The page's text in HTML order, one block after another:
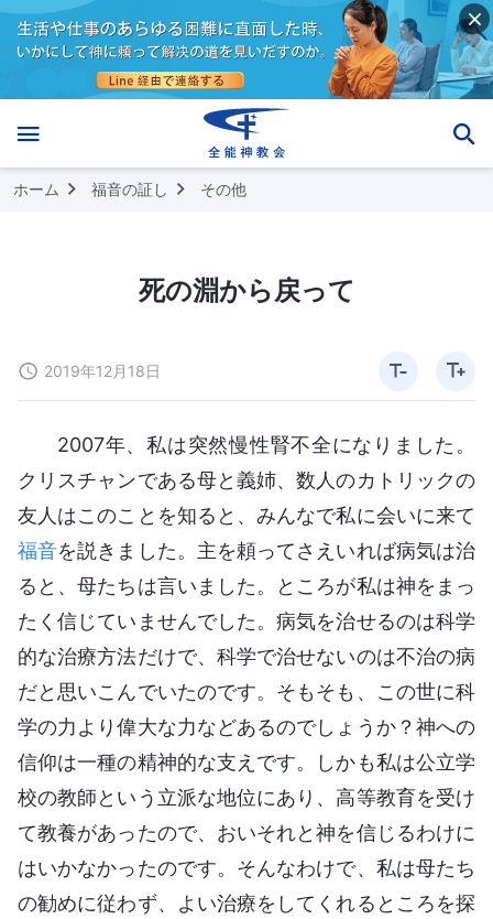
ホーム 福音の証し その他
死の淵から戻って
2019年12月18日
2007年、私は突然慢性腎不全になりました。
クリスチャンである母と義姉、数人のカトリックの
友人はこのことを知ると、みんなで私に会いに来て
福音を説きました。主を頼ってさえいれば病気は治
ると、母たちは言いました。ところが私は神をまっ
たく信じていませんでした。病気を治せるのは科学
的な治療方法だけで、科学で治せないのは不治の病
だと思いこんでいたのです。そもそも、この世に科
学の力より偉大な力などあるのでしょうか？神への
信仰は一種の精神的な支えです。しかも私は公立学
校の教師という立派な地位にあり、高等教育を受け
て教養があったので、おいそれと神を信じるわけに
はいかなかったのです。そんなわけで、私は母たち
の勧めに従わず、よい治療をしてくれるところを探